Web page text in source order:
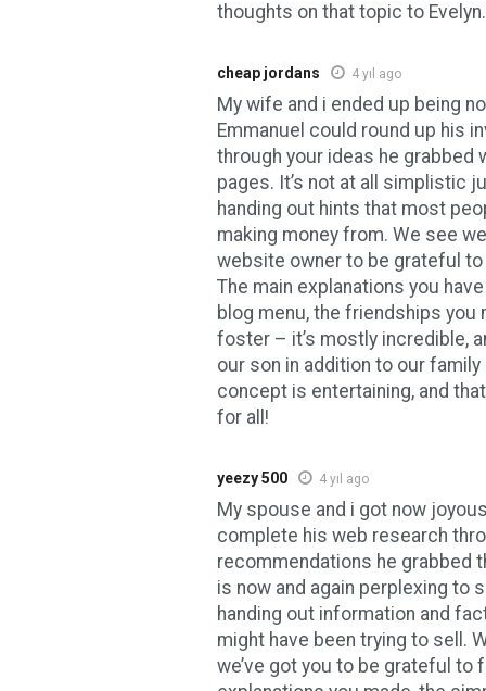
thoughts on that topic to Evelyn.
cheap jordans 4 yıl ago
My wife and i ended up being
Emmanuel could round up his
through your ideas he grabbed
pages. It’s not at all simplistic
handing out hints that most
making money from. We see
website owner to be grateful
The main explanations you
blog menu, the friendships
foster – it’s mostly incredible,
our son in addition to our
concept is entertaining, and
for all!
yeezy 500 4 yıl ago
My spouse and i got now
complete his web research
recommendations he grabbed
is now and again perplexing to
handing out information and
might have been trying to sell.
we’ve got you to be grateful to